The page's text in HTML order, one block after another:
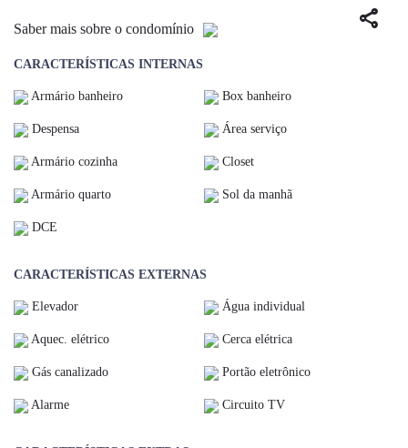
share
Saber mais sobre o condomínio
CARACTERÍSTICAS INTERNAS
Armário banheiro Box banheiro
Despensa Área serviço
Armário cozinha Closet
Armário quarto Sol da manhã
DCE
CARACTERÍSTICAS EXTERNAS
Elevador Água individual
Aquec. elétrico Cerca elétrica
Gás canalizado Portão eletrônico
Alarme Circuito TV